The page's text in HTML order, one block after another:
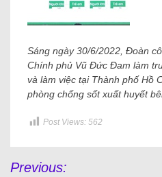
Sáng ngày 30/6/2022, Đoàn
Chính phủ Vũ Đức Đam làm
và làm việc tại Thành phố Hồ
phòng chống sốt xuất huyết
Post Views: 562
Previous: